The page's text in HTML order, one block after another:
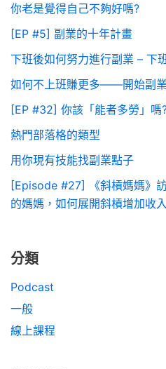
你老是覺得自己不夠好嗎?
[EP #5] 副業的十年計畫
下班後如何努力進行副業 – 下
如何不上班賺更多——開始副
[EP #32] 你該「能者多勞」嗎
熱門部落格的類型
用你現有技能找副業點子
[Episode #27] 《斜槓媽媽》
的媽媽，如何展開斜槓增加收入
分類
Podcast
一般
線上課程